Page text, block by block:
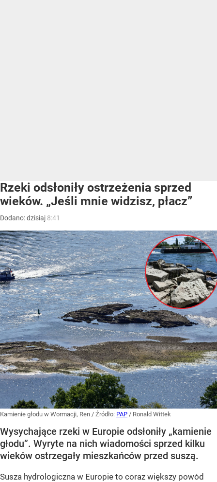
Rzeki odsłoniły ostrzeżenia sprzed
wieków. „Jeśli mnie widzisz, płacz”
Dodano:dzisiaj 8:41
Kamienie głodu w Wormacji, Ren / Źródło: PAP / Ronald Wittek
Wysychające rzeki w Europie odsłoniły „kamienie
głodu”. Wyryte na nich wiadomości sprzed kilku
wieków ostrzegały mieszkańców przed suszą.
Susza hydrologiczna w Europie to coraz większy powód